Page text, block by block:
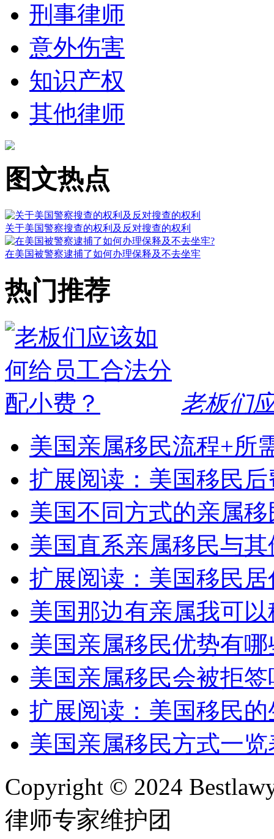
刑事律师
意外伤害
知识产权
其他律师
图文热点
关于美国警察搜查的权利及反对搜查的权利
在美国被警察逮捕了如何办理保释及不去坐牢
热门推荐
老板们
美国亲属移民流程+所
扩展阅读：美国移民后
美国不同方式的亲属
美国直系亲属移民与
扩展阅读：美国移民
美国那边有亲属我可
美国亲属移民优势有
美国亲属移民会被拒
扩展阅读：美国移民
美国亲属移民方式一览
Copyright © 2024
律师专家维护团